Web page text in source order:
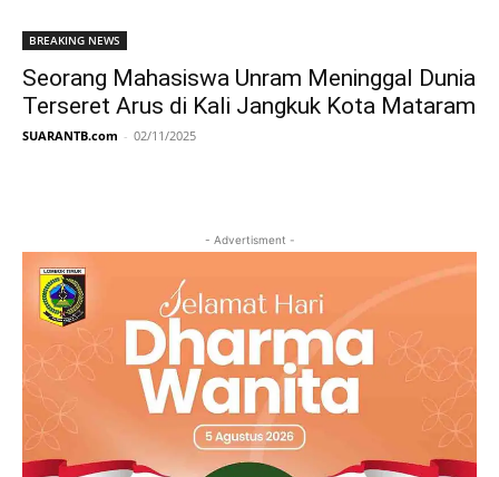
BREAKING NEWS
Seorang Mahasiswa Unram Meninggal Dunia
Terseret Arus di Kali Jangkuk Kota Mataram
SUARANTB.com - 02/11/2025
- Advertisment -